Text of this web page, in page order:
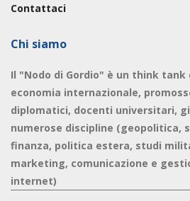
Contattaci
Chi siamo
Il "Nodo di Gordio" è un think
economia internazionale,
diplomatici, docenti universitari,
numerose discipline (geopolitica,
finanza, politica estera, studi
marketing, comunicazione e
internet)